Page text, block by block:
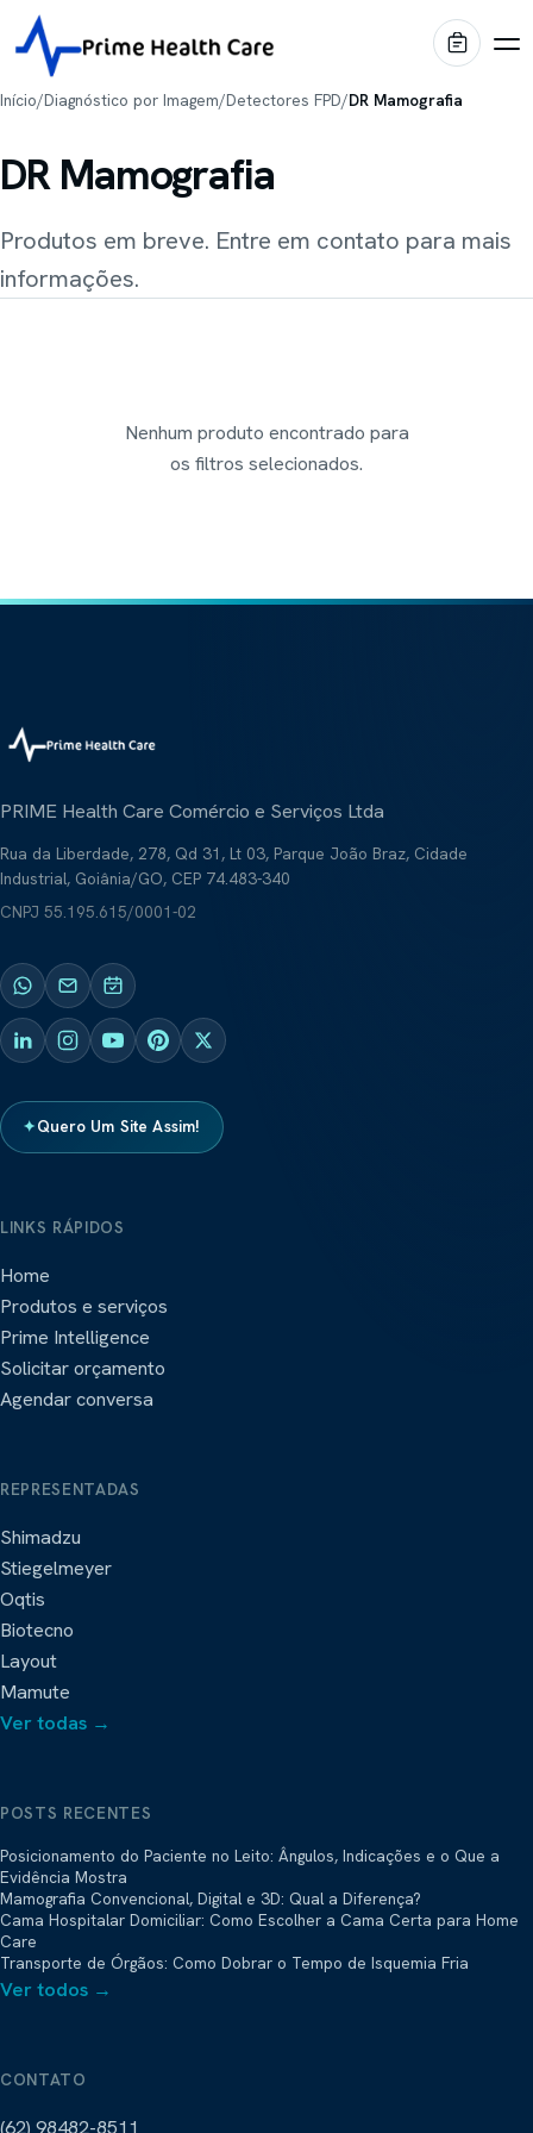
Produtos
Diagnóstico por Imagem
Centro Cirúrgico
Conservação & Infraestrutura
Marcas
Layout
Obradec
Pisos hospitalares
VLAB / Vasculartech
Diagnóstico vascular
Ziehm Imaging
Prime Intelligence
Atas de Registro de Preços
Início/Diagnóstico por Imagem/Detectores FPD/DR Mamografia
DR Mamografia
Produtos em breve. Entre em contato para mais
informações.
Nenhum produto encontrado para
os filtros selecionados.
PRIME Health Care Comércio e Serviços Ltda
Rua da Liberdade, 278, Qd 31, Lt 03, Parque João Braz, Cidade
Industrial, Goiânia/GO, CEP 74.483-340
CNPJ 55.195.615/0001-02
✦Quero Um Site Assim!
LINKS RÁPIDOS
Home
Produtos e serviços
Prime Intelligence
Solicitar orçamento
Agendar conversa
REPRESENTADAS
Shimadzu
Stiegelmeyer
Oqtis
Biotecno
Layout
Mamute
Ver todas →
POSTS RECENTES
Posicionamento do Paciente no Leito: Ângulos, Indicações e o Que a
Evidência Mostra
Mamografia Convencional, Digital e 3D: Qual a Diferença?
Cama Hospitalar Domiciliar: Como Escolher a Cama Certa para Home
Care
Transporte de Órgãos: Como Dobrar o Tempo de Isquemia Fria
Ver todos →
CONTATO
(62) 98482-8511